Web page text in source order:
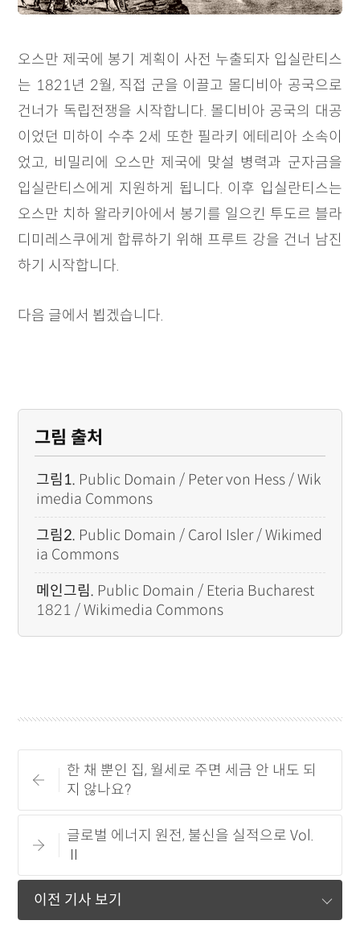
오스만 제국에 봉기 계획이 사전 누출되자 입실란티스
는 1821년 2월, 직접 군을 이끌고 몰디비아 공국으로
건너가 독립전쟁을 시작합니다. 몰디비아 공국의 대공
이었던 미하이 수추 2세 또한 필라키 에테리아 소속이
었고, 비밀리에 오스만 제국에 맞설 병력과 군자금을
입실란티스에게 지원하게 됩니다. 이후 입실란티스는
오스만 치하 왈라키아에서 봉기를 일으킨 투도르 블라
디미레스쿠에게 합류하기 위해 프루트 강을 건너 남진
하기 시작합니다.
다음 글에서 뵙겠습니다.
그림 출처
그림1. Public Domain / Peter von Hess / Wik
imedia Commons
그림2. Public Domain / Carol Isler / Wikimed
ia Commons
메인그림. Public Domain / Eteria Bucharest
1821 / Wikimedia Commons
한 채 뿐인 집, 월세로 주면 세금 안 내도 되
지 않나요?
글로벌 에너지 원전, 불신을 실적으로 Vol.
Ⅱ
이전 기사 보기